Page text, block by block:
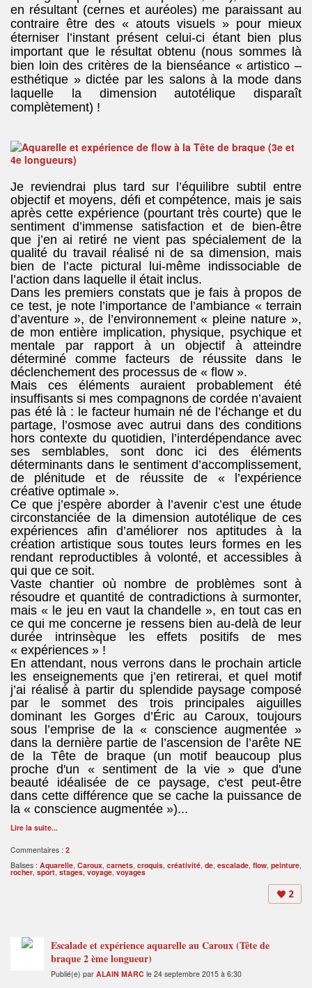
en résultant (cernes et auréoles) me paraissant au
contraire être des « atouts visuels » pour mieux
éterniser l’instant présent celui-ci étant bien plus
important que le résultat obtenu (nous sommes là
bien loin des critères de la bienséance « artistico –
esthétique » dictée par les salons à la mode dans
laquelle la dimension autotélique disparaît
complètement) !
Je reviendrai plus tard sur l’équilibre subtil entre
objectif et moyens, défi et compétence, mais je sais
après cette expérience (pourtant très courte) que le
sentiment d’immense satisfaction et de bien-être
que j’en ai retiré ne vient pas spécialement de la
qualité du travail réalisé ni de sa dimension, mais
bien de l’acte pictural lui-même indissociable de
l’action dans laquelle il était inclus.
Dans les premiers constats que je fais à propos de
ce test, je note l’importance de l’ambiance « terrain
d’aventure », de l’environnement « pleine nature »,
de mon entière implication, physique, psychique et
mentale par rapport à un objectif à atteindre
déterminé comme facteurs de réussite dans le
déclenchement des processus de « flow ».
Mais ces éléments auraient probablement été
insuffisants si mes compagnons de cordée n’avaient
pas été là : le facteur humain né de l’échange et du
partage, l’osmose avec autrui dans des conditions
hors contexte du quotidien, l’interdépendance avec
ses semblables, sont donc ici des éléments
déterminants dans le sentiment d’accomplissement,
de plénitude et de réussite de « l’expérience
créative optimale ».
Ce que j’espère aborder à l’avenir c’est une étude
circonstanciée de la dimension autotélique de ces
expériences afin d’améliorer nos aptitudes à la
création artistique sous toutes leurs formes en les
rendant reproductibles à volonté, et accessibles à
qui que ce soit.
Vaste chantier où nombre de problèmes sont à
résoudre et quantité de contradictions à surmonter,
mais « le jeu en vaut la chandelle », en tout cas en
ce qui me concerne je ressens bien au-delà de leur
durée intrinsèque les effets positifs de mes
« expériences » !
En attendant, nous verrons dans le prochain article
les enseignements que j’en retirerai, et quel motif
j’ai réalisé à partir du splendide paysage composé
par le sommet des trois principales aiguilles
dominant les Gorges d’Éric au Caroux, toujours
sous l’emprise de la « conscience augmentée »
dans la dernière partie de l’ascension de l’arête NE
de la Tête de braque (un motif beaucoup plus
proche d'un « sentiment de la vie » que d'une
beauté idéalisée de ce paysage, c'est peut-être
dans cette différence que se cache la puissance de
la « conscience augmentée »)...
Lire la suite...
Commentaires : 2
Balises : Aquarelle, Caroux, carnets, croquis, créativité, de, escalade, flow, peinture,
rocher, sport, stages, voyage, voyages
2
Escalade et expérience aquarelle au Caroux (Tête de
braque 2 ème longueur)
Publié(e) par ALAIN MARC le 24 septembre 2015 à 6:30